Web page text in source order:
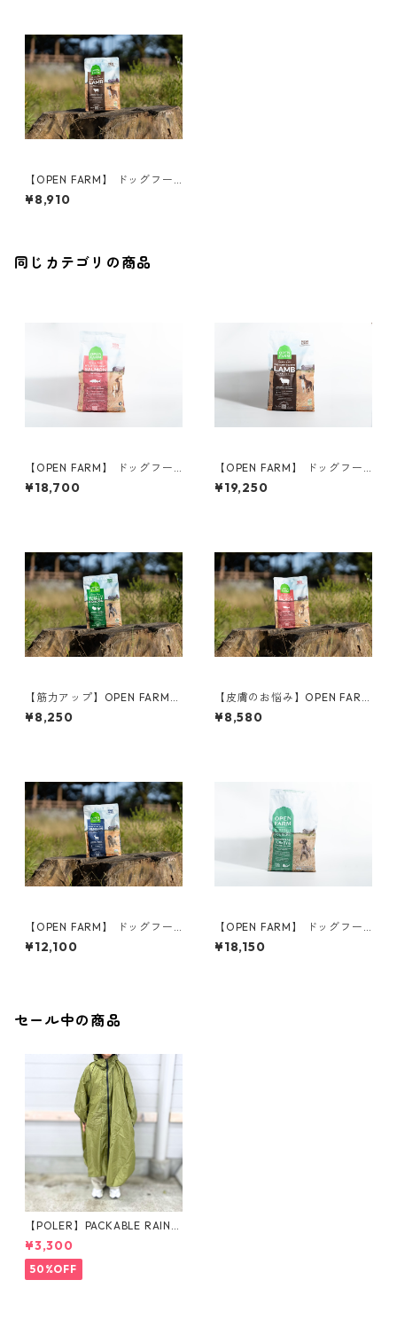
【OPEN FARM】 ドッグフー
ド／ラム 1.81kg
¥8,910
同じカテゴリの商品
【OPEN FARM】 ドッグフー
ド／サーモン 4.98kg
¥18,700
【OPEN FARM】 ドッグフー
ド／ラム 4.98kg
¥19,250
【筋力アップ】OPEN FARM
ドッグフード／ターキー&チキ
ン 1.81kg
¥8,250
【皮膚のお悩み】OPEN FARM
ドッグフード／サーモン 1.81
kg
¥8,580
【OPEN FARM】 ドッグフー
ド／ベニソン 1.81kg
¥12,100
【OPEN FARM】 ドッグフー
ド／ターキー&チキン 4.98kg
¥18,150
セール中の商品
【POLER】PACKABLE RAIN P
ONCHO
¥3,300
50%OFF